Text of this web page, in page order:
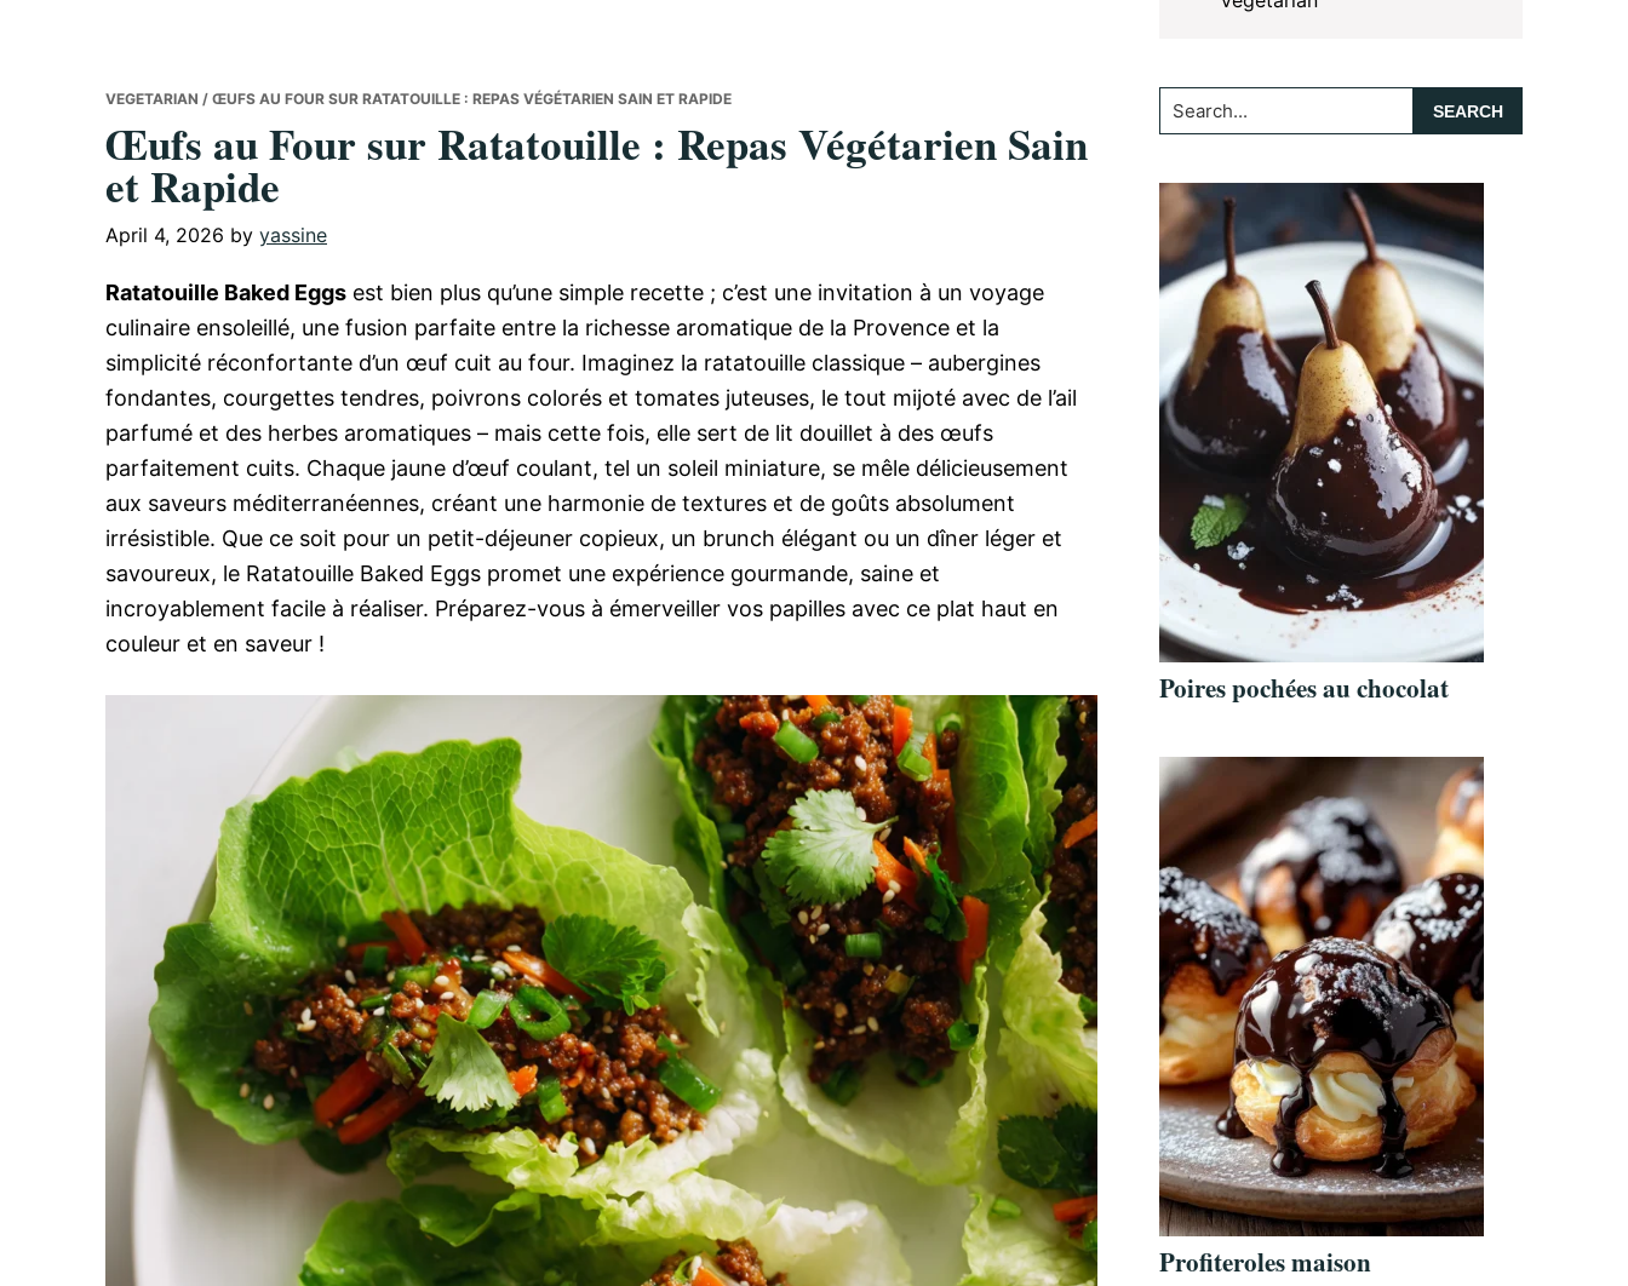
VEGETARIAN / ŒUFS AU FOUR SUR RATATOUILLE : REPAS VÉGÉTARIEN SAIN ET RAPIDE
Œufs au Four sur Ratatouille : Repas Végétarien Sain
et Rapide
April 4, 2026 by yassine
Ratatouille Baked Eggs est bien plus qu’une simple recette ; c’est une invitation à un voyage
culinaire ensoleillé, une fusion parfaite entre la richesse aromatique de la Provence et la
simplicité réconfortante d’un œuf cuit au four. Imaginez la ratatouille classique – aubergines
fondantes, courgettes tendres, poivrons colorés et tomates juteuses, le tout mijoté avec de l’ail
parfumé et des herbes aromatiques – mais cette fois, elle sert de lit douillet à des œufs
parfaitement cuits. Chaque jaune d’œuf coulant, tel un soleil miniature, se mêle délicieusement
aux saveurs méditerranéennes, créant une harmonie de textures et de goûts absolument
irrésistible. Que ce soit pour un petit-déjeuner copieux, un brunch élégant ou un dîner léger et
savoureux, le Ratatouille Baked Eggs promet une expérience gourmande, saine et
incroyablement facile à réaliser. Préparez-vous à émerveiller vos papilles avec ce plat haut en
couleur et en saveur !
Search...
Poires pochées au chocolat
Profiteroles maison